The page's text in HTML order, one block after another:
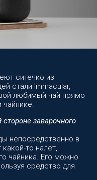
ситечко из
стали Immacular,
любимый чай прямо
стороне заварочного
непосредственно в
то налет,
чайника. Его можно
средство для